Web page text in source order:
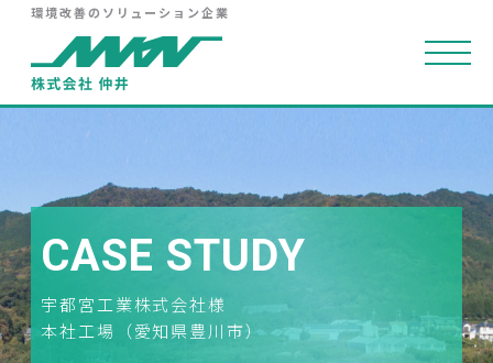
環境改善のソリューション企業
CASE STUDY
宇都宮工業株式会社様
本社工場（愛知県豊川市）